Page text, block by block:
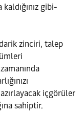
gibi-
zinciri, talep
içgörüler
sahiptir.